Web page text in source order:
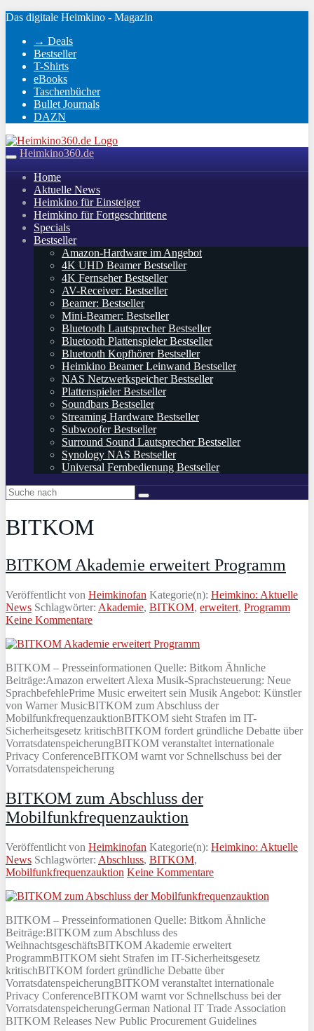
Skip
main
content
Das digitale Heimkino - Magazin
→ Deals
Bestseller
T-Shirts
eBooks
Taschenbücher
Bullet Journals
DAZN
Toggle
navigation
Heimkino360.de
Home
Aktuelle News
Heimkino für Einsteiger
Heimkino für Fortgeschrittene
Specials
Bestseller
Amazon-Hardware im Angebot
4K UHD Beamer Bestseller
4K Fernseher Bestseller
AV-Receiver: Bestseller
Beamer: Bestseller
Mini-Beamer: Bestseller
Bluetooth Lautsprecher Bestseller
Bluetooth Plattenspieler Bestseller
Bluetooth Kopfhörer Bestseller
Heimkino Beamer Leinwand Bestseller
NAS Netzwerkspeicher Bestseller
Plattenspieler Bestseller
Soundbars Bestseller
Streaming Hardware Bestseller
Subwoofer Bestseller
Surround Sound Lautsprecher Bestseller
Synology NAS Bestseller
Universal Fernbedienung Bestseller
BITKOM
BITKOM Akademie erweitert Programm
Veröffentlicht von Heimkinofan Kategorie(n): Heimkino: Aktuelle
News Schlagwörter: Akademie, BITKOM, erweitert, Programm
Keine Kommentare
BITKOM – Presseinformationen Quelle: Bitkom Ähnliche
Beiträge:Amazon erweitert Alexa Musik-Sprachsteuerung: Neue
SprachbefehlePrime Music erweitert sein Musik Angebot: Künstler
von Warner MusicBITKOM zum Abschluss der
MobilfunkfrequenzauktionBITKOM sieht Strafen im IT-
Sicherheitsgesetz kritischBITKOM fordert gründliche Debatte über
VorratsdatenspeicherungBITKOM veranstaltet internationale
Privacy ConferenceBITKOM warnt vor Schnellschuss bei der
Vorratsdatenspeicherung
BITKOM zum Abschluss der
Mobilfunkfrequenzauktion
Veröffentlicht von Heimkinofan Kategorie(n): Heimkino: Aktuelle
News Schlagwörter: Abschluss, BITKOM,
Mobilfunkfrequenzauktion Keine Kommentare
BITKOM – Presseinformationen Quelle: Bitkom Ähnliche
Beiträge:BITKOM zum Abschluss des
WeihnachtsgeschäftsBITKOM Akademie erweitert
ProgrammBITKOM sieht Strafen im IT-Sicherheitsgesetz
kritischBITKOM fordert gründliche Debatte über
VorratsdatenspeicherungBITKOM veranstaltet internationale
Privacy ConferenceBITKOM warnt vor Schnellschuss bei der
VorratsdatenspeicherungGerman National IT Trade Association
BITKOM Releases New Public Procurement Guidelines